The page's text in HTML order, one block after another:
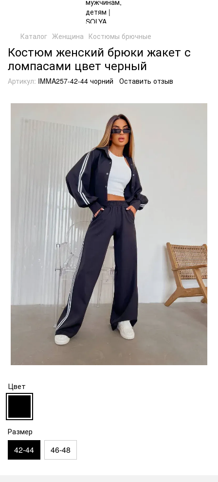
Каталог Женщина Костюмы брючные
Костюм женский брюки жакет с
ломпасами цвет черный
Артикул: IMMA257-42-44 чорний Оставить отзыв
Цвет
Размер
42-44 46-48